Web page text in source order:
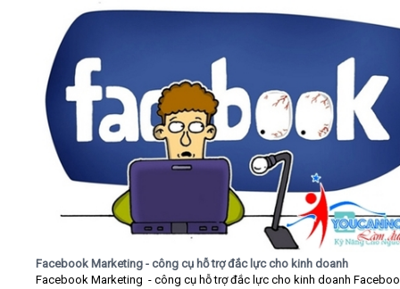
Facebook Marketing - công cụ hỗ trợ đắc lực cho kinh doanh
Facebook Marketing - công cụ hỗ trợ đắc lực cho kinh doanh